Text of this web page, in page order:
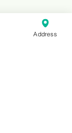
Address